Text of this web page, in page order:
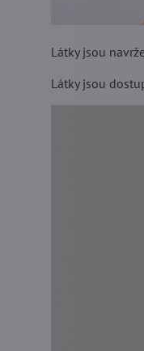
Látky jsou
Látky jsou